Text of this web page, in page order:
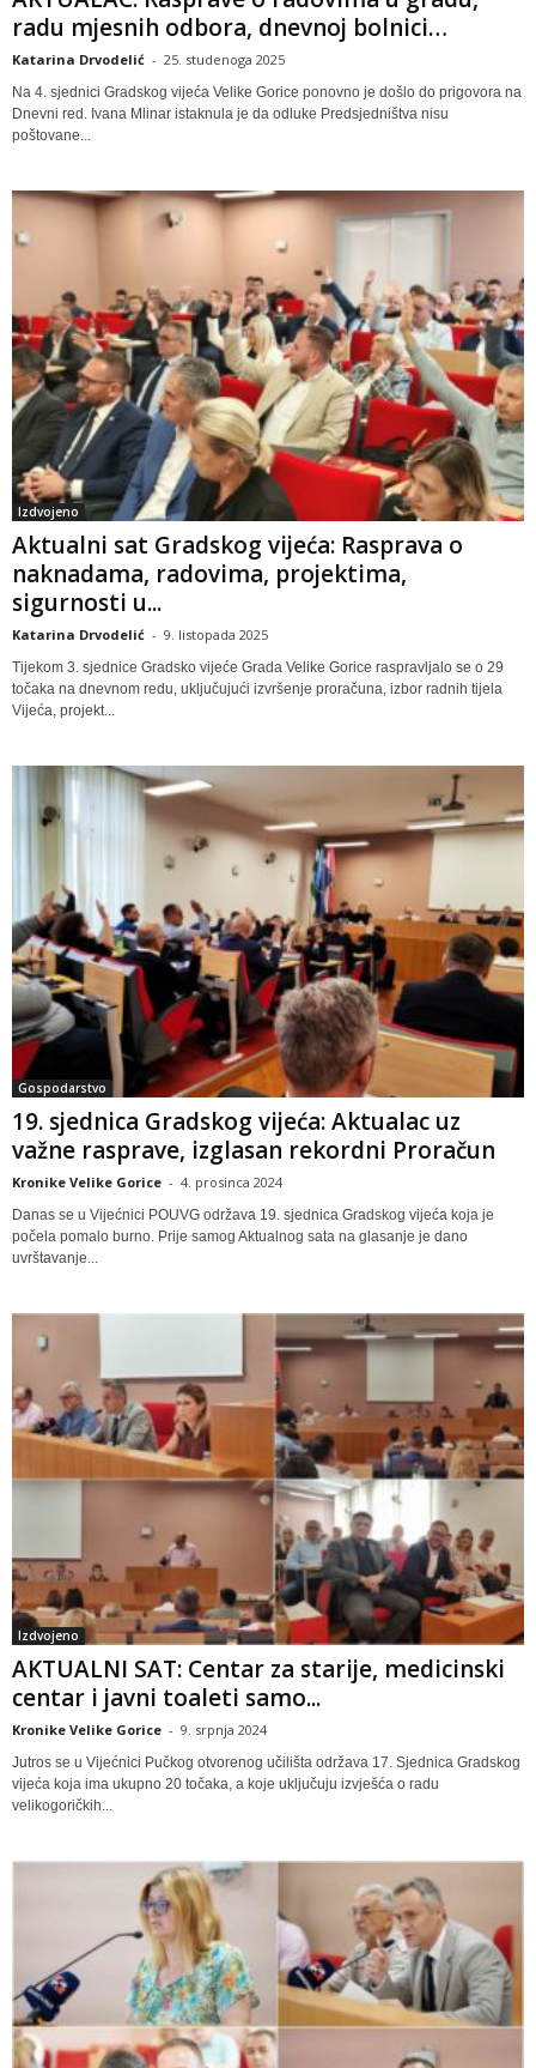
radu mjesnih odbora, dnevnoj bolnici…
Katarina Drvodelić - 25. studenoga 2025
Na 4. sjednici Gradskog vijeća Velike Gorice ponovno je došlo do prigovora na
Dnevni red. Ivana Mlinar istaknula je da odluke Predsjedništva nisu
poštovane...
Izdvojeno
Aktualni sat Gradskog vijeća: Rasprava o
naknadama, radovima, projektima,
sigurnosti u...
Katarina Drvodelić - 9. listopada 2025
Tijekom 3. sjednice Gradsko vijeće Grada Velike Gorice raspravljalo se o 29
točaka na dnevnom redu, uključujući izvršenje proračuna, izbor radnih tijela
Vijeća, projekt...
Gospodarstvo
19. sjednica Gradskog vijeća: Aktualac uz
važne rasprave, izglasan rekordni Proračun
Kronike Velike Gorice - 4. prosinca 2024
Danas se u Vijećnici POUVG održava 19. sjednica Gradskog vijeća koja je
počela pomalo burno. Prije samog Aktualnog sata na glasanje je dano
uvrštavanje...
Izdvojeno
AKTUALNI SAT: Centar za starije, medicinski
centar i javni toaleti samo...
Kronike Velike Gorice - 9. srpnja 2024
Jutros se u Vijećnici Pučkog otvorenog učilišta održava 17. Sjednica Gradskog
vijeća koja ima ukupno 20 točaka, a koje uključuju izvješća o radu
velikogoričkih...